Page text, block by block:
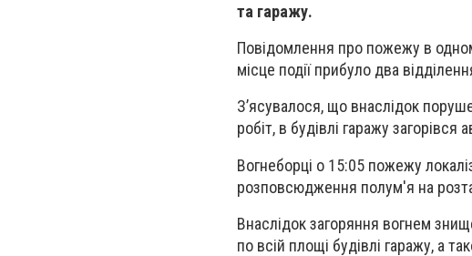
та гаражу.
Повідомлення про пожежу в
місце події прибуло два
З’ясувалося, що внаслідок
робіт, в будівлі гаражу
Вогнеборці о 15:05 пожежу
розповсюдження полум'я на
Внаслідок загоряння вогнем
по всій площі будівлі гаражу, а